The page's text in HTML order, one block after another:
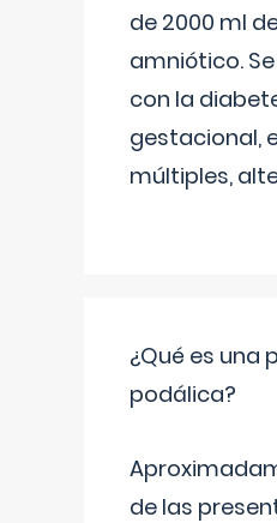
de 2000 ml
amniótico.
con la
gestacional,
múltiples,
¿Qué es una
podálica?
de las